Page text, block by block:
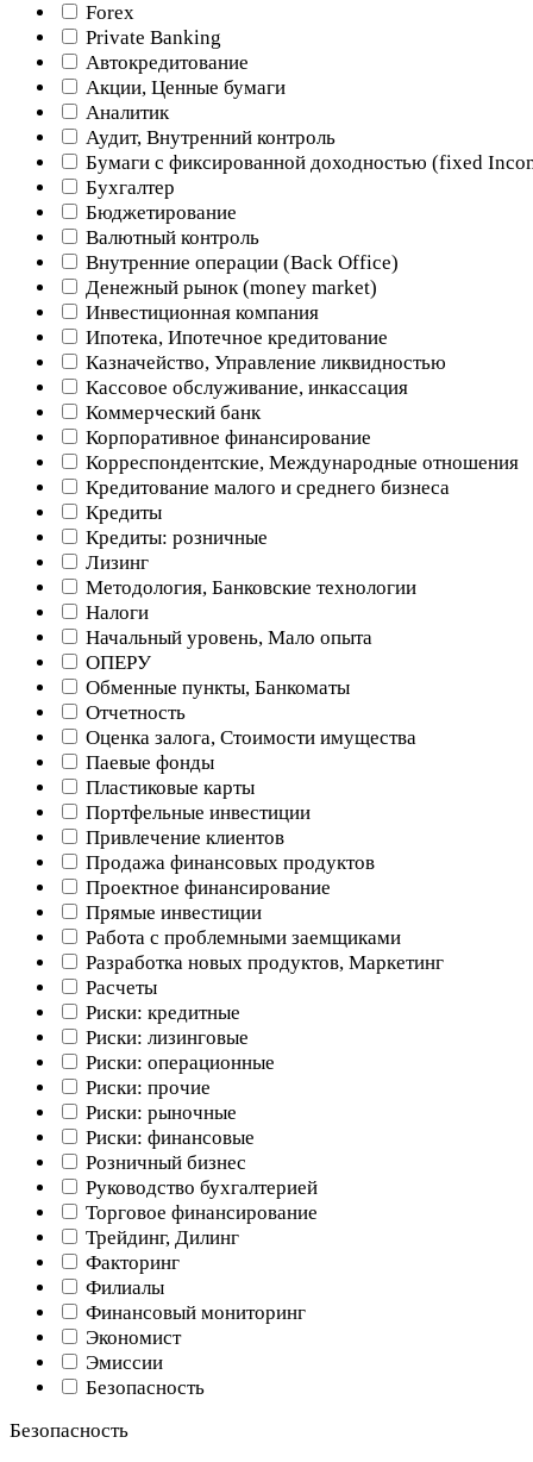
Forex
Private Banking
Автокредитование
Акции, Ценные бумаги
Аналитик
Аудит, Внутренний контроль
Бумаги с фиксированной доходностью (fixed
Бухгалтер
Бюджетирование
Валютный контроль
Внутренние операции (Back Office)
Денежный рынок (money market)
Инвестиционная компания
Ипотека, Ипотечное кредитование
Казначейство, Управление ликвидностью
Кассовое обслуживание, инкассация
Коммерческий банк
Корпоративное финансирование
Корреспондентские, Международные отношения
Кредитование малого и среднего бизнеса
Кредиты
Кредиты: розничные
Лизинг
Методология, Банковские технологии
Налоги
Начальный уровень, Мало опыта
ОПЕРУ
Обменные пункты, Банкоматы
Отчетность
Оценка залога, Стоимости имущества
Паевые фонды
Пластиковые карты
Портфельные инвестиции
Привлечение клиентов
Продажа финансовых продуктов
Проектное финансирование
Прямые инвестиции
Работа с проблемными заемщиками
Разработка новых продуктов, Маркетинг
Расчеты
Риски: кредитные
Риски: лизинговые
Риски: операционные
Риски: прочие
Риски: рыночные
Риски: финансовые
Розничный бизнес
Руководство бухгалтерией
Торговое финансирование
Трейдинг, Дилинг
Факторинг
Филиалы
Финансовый мониторинг
Экономист
Эмиссии
Безопасность
Безопасность